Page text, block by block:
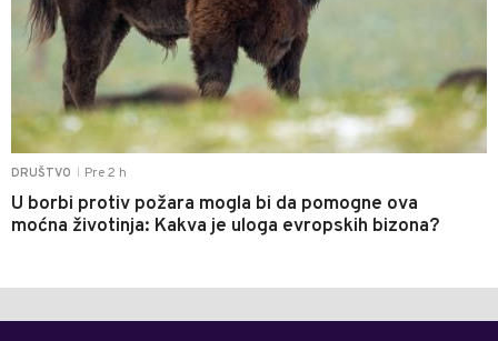
DRUŠTVO Pre 2 h
U borbi protiv požara mogla bi da pomogne ova
moćna životinja: Kakva je uloga evropskih bizona?